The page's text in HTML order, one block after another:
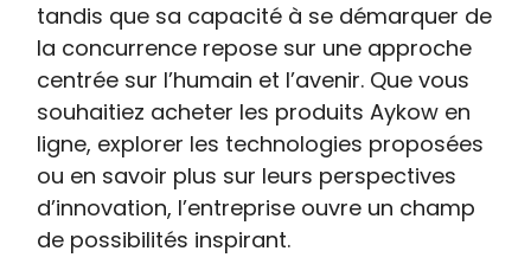
tandis que sa capacité à se démarquer de
la concurrence repose sur une approche
centrée sur l’humain et l’avenir. Que vous
souhaitiez acheter les produits Aykow en
ligne, explorer les technologies proposées
ou en savoir plus sur leurs perspectives
d’innovation, l’entreprise ouvre un champ
de possibilités inspirant.